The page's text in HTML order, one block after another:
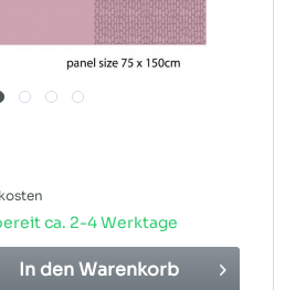
ca. 2-4 Werktage
In denWarenkorb